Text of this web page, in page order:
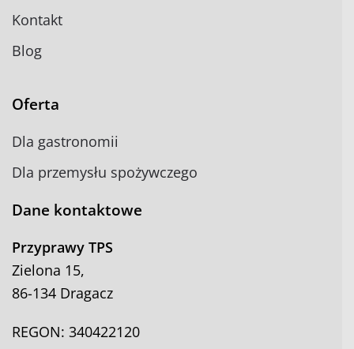
Kontakt
Blog
Oferta
Dla gastronomii
Dla przemysłu spożywczego
Dane kontaktowe
Przyprawy TPS
Zielona 15,
86-134 Dragacz
REGON: 340422120